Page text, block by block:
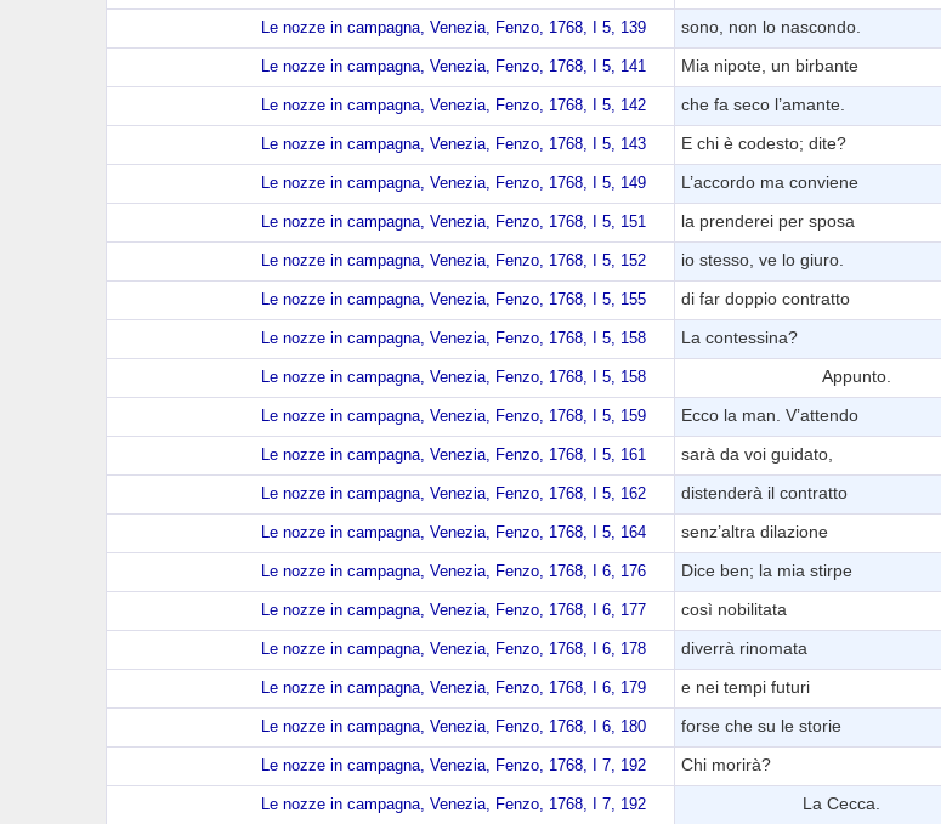
Le nozze in campagna, Venezia, Fenzo, 1768, I 5, 139 sono, non lo nascondo.
Le nozze in campagna, Venezia, Fenzo, 1768, I 5, 141 Mia nipote, un birbante
Le nozze in campagna, Venezia, Fenzo, 1768, I 5, 142 che fa seco l’amante.
Le nozze in campagna, Venezia, Fenzo, 1768, I 5, 143 E chi è codesto; dite?
Le nozze in campagna, Venezia, Fenzo, 1768, I 5, 149 L’accordo ma conviene
Le nozze in campagna, Venezia, Fenzo, 1768, I 5, 151 la prenderei per sposa
Le nozze in campagna, Venezia, Fenzo, 1768, I 5, 152 io stesso, ve lo giuro.
Le nozze in campagna, Venezia, Fenzo, 1768, I 5, 155 di far doppio contratto
Le nozze in campagna, Venezia, Fenzo, 1768, I 5, 158 La contessina?
Le nozze in campagna, Venezia, Fenzo, 1768, I 5, 158 Appunto.
Le nozze in campagna, Venezia, Fenzo, 1768, I 5, 159 Ecco la man. V’attendo
Le nozze in campagna, Venezia, Fenzo, 1768, I 5, 161 sarà da voi guidato,
Le nozze in campagna, Venezia, Fenzo, 1768, I 5, 162 distenderà il contratto
Le nozze in campagna, Venezia, Fenzo, 1768, I 5, 164 senz’altra dilazione
Le nozze in campagna, Venezia, Fenzo, 1768, I 6, 176 Dice ben; la mia stirpe
Le nozze in campagna, Venezia, Fenzo, 1768, I 6, 177 così nobilitata
Le nozze in campagna, Venezia, Fenzo, 1768, I 6, 178 diverrà rinomata
Le nozze in campagna, Venezia, Fenzo, 1768, I 6, 179 e nei tempi futuri
Le nozze in campagna, Venezia, Fenzo, 1768, I 6, 180 forse che su le storie
Le nozze in campagna, Venezia, Fenzo, 1768, I 7, 192 Chi morirà?
Le nozze in campagna, Venezia, Fenzo, 1768, I 7, 192 La Cecca.